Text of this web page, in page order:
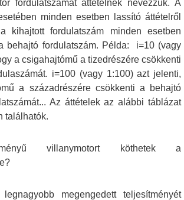
fordulatszámát áttételnek nevezzük. A
minden esetben lassító áttételről
kihajtott fordulatszám minden esetben
behajtó fordulatszám. Példa: i=10 (vagy
a csigahajtómű a tizedrészére csökkenti
i=100 (vagy 1:100) azt jelenti,
a századrészére csökkenti a behajtó
Az áttételek az alábbi táblázat
találhatók.
villanymotort köthetek a
megengedett teljesítményét